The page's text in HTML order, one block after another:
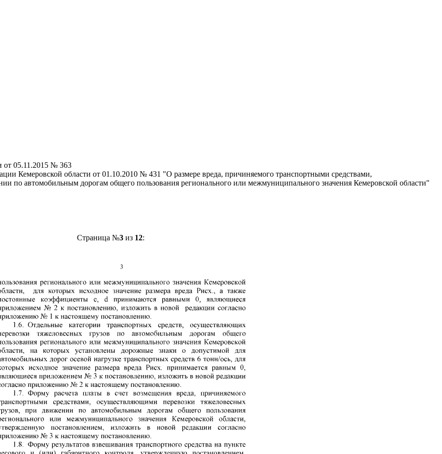
от 05.11.2015 № 363
Кемеровской области от 01.10.2010 № 431 "О размере вреда, причиняемого транспортными средствами,
по автомобильным дорогам общего пользования регионального или межмуниципального значения Кемеровской области"
Страница №3из 12: